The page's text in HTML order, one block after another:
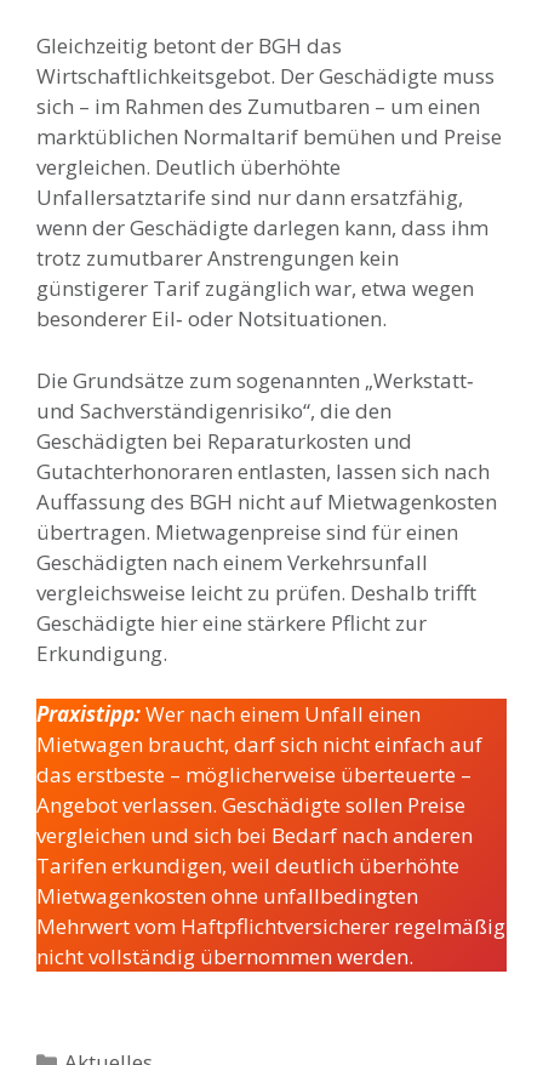
Gleichzeitig betont der BGH das
Wirtschaftlichkeitsgebot. Der Geschädigte muss
sich – im Rahmen des Zumutbaren – um einen
marktüblichen Normaltarif bemühen und Preise
vergleichen. Deutlich überhöhte
Unfallersatztarife sind nur dann ersatzfähig,
wenn der Geschädigte darlegen kann, dass ihm
trotz zumutbarer Anstrengungen kein
günstigerer Tarif zugänglich war, etwa wegen
besonderer Eil‑ oder Notsituationen.
Die Grundsätze zum sogenannten „Werkstatt‑
und Sachverständigenrisiko“, die den
Geschädigten bei Reparaturkosten und
Gutachterhonoraren entlasten, lassen sich nach
Auffassung des BGH nicht auf Mietwagenkosten
übertragen. Mietwagenpreise sind für einen
Geschädigten nach einem Verkehrsunfall
vergleichsweise leicht zu prüfen. Deshalb trifft
Geschädigte hier eine stärkere Pflicht zur
Erkundigung.
Praxistipp:Wer nach einem Unfall einen
Mietwagen braucht, darf sich nicht einfach auf
das erstbeste – möglicherweise überteuerte –
Angebot verlassen. Geschädigte sollen Preise
vergleichen und sich bei Bedarf nach anderen
Tarifen erkundigen, weil deutlich überhöhte
Mietwagenkosten ohne unfallbedingten
Mehrwert vom Haftpflichtversicherer regelmäßig
nicht vollständig übernommen werden.
Kategorien